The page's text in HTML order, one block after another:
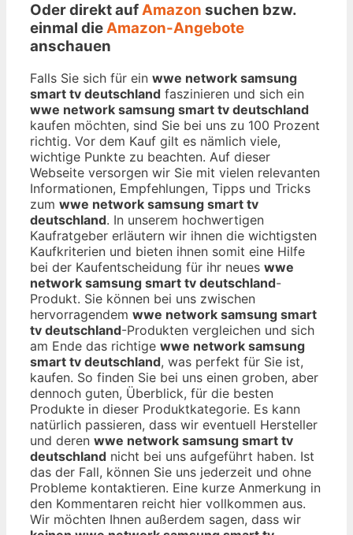
Oder direkt aufAmazon suchen bzw.
einmal dieAmazon-Angebote
anschauen
Falls Sie sich für ein wwe network samsung
smart tv deutschland faszinieren und sich ein
wwe network samsung smart tv deutschland
kaufen möchten, sind Sie bei uns zu 100 Prozent
richtig. Vor dem Kauf gilt es nämlich viele,
wichtige Punkte zu beachten. Auf dieser
Webseite versorgen wir Sie mit vielen relevanten
Informationen, Empfehlungen, Tipps und Tricks
zum wwe network samsung smart tv
deutschland. In unserem hochwertigen
Kaufratgeber erläutern wir ihnen die wichtigsten
Kaufkriterien und bieten ihnen somit eine Hilfe
bei der Kaufentscheidung für ihr neues wwe
network samsung smart tv deutschland-
Produkt. Sie können bei uns zwischen
hervorragendem wwe network samsung smart
tv deutschland-Produkten vergleichen und sich
am Ende das richtige wwe network samsung
smart tv deutschland, was perfekt für Sie ist,
kaufen. So finden Sie bei uns einen groben, aber
dennoch guten, Überblick, für die besten
Produkte in dieser Produktkategorie. Es kann
natürlich passieren, dass wir eventuell Hersteller
und deren wwe network samsung smart tv
deutschland nicht bei uns aufgeführt haben. Ist
das der Fall, können Sie uns jederzeit und ohne
Probleme kontaktieren. Eine kurze Anmerkung in
den Kommentaren reicht hier vollkommen aus.
Wir möchten Ihnen außerdem sagen, dass wir